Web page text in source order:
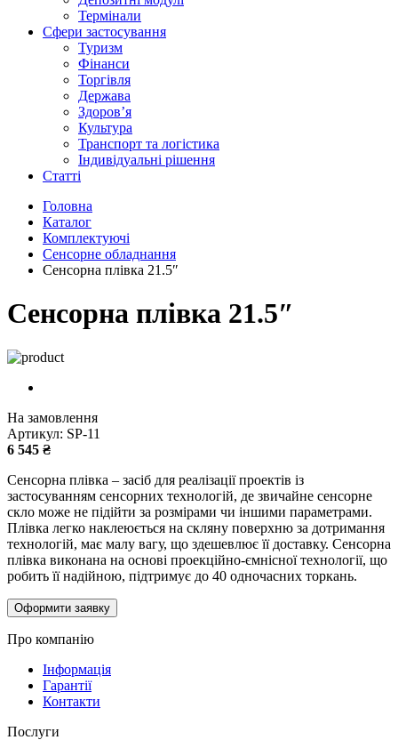
Термінали
Сфери застосування
Туризм
Фінанси
Торгівля
Держава
Здоров’я
Культура
Транспорт та логістика
Індивідуальні рішення
Статті
Головна
Каталог
Комплектуючі
Сенсорне обладнання
Сенсорна плівка 21.5″
Сенсорна плівка 21.5″
На замовлення
Артикул: SP-11
6 545 ₴
Сенсорна плівка – засіб для реалізації проектів із
застосуванням сенсорних технологій, де звичайне сенсорне
скло може не підійти за розмірами чи іншими параметрами.
Плівка легко наклеюється на скляну поверхню за дотримання
технологій, має малу вагу, що здешевлює її доставку. Сенсорна
плівка виконана на основі проекційно-ємнісної технології, що
робить її надійною, підтримує до 40 одночасних торкань.
Оформити заявку
Про компанію
Інформація
Гарантії
Контакти
Послуги